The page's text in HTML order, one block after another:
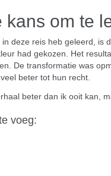
kans om te
deze reis heb geleerd, is
had gekozen. Het
De transformatie was
beter tot hun recht.
beter dan ik ooit kan,
voeg: